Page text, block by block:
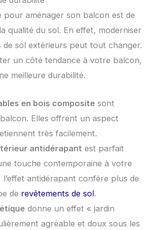
pour aménager son balcon est de
qualité du sol. En effet, moderniser
de sol extérieurs peut tout changer.
un côté tendance à votre balcon,
meilleure durabilité.
en bois composite sont
Elles offrent un aspect
très facilement.
antidérapant est parfait
touche contemporaine à votre
antidérapant confère plus de
de revêtements de sol.
donne un effet « jardin
agréable et doux sous les